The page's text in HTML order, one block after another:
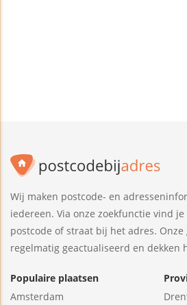
Wij maken postcode- en
iedereen. Via onze zoekfunctie vind
postcode of straat bij het adres. Onze
regelmatig geactualiseerd en dekken
Populaire plaatsen
Amsterdam